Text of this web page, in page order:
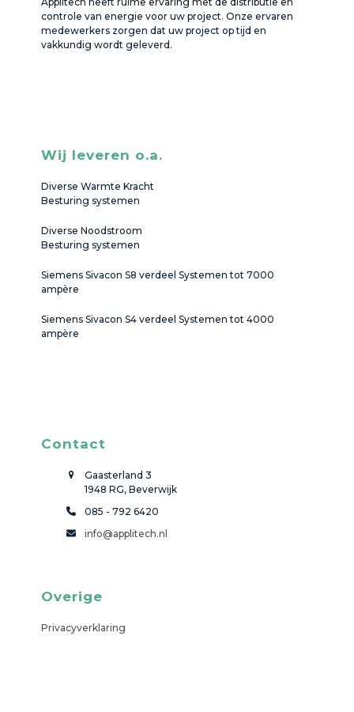
controle van energie voor uw project. Onze ervaren
medewerkers zorgen dat uw project op tijd en
vakkundig wordt geleverd.
Wij leveren o.a.
Diverse Warmte Kracht
Besturing systemen
Diverse Noodstroom
Besturing systemen
Siemens Sivacon S8 verdeel Systemen tot 7000
ampère
Siemens Sivacon S4 verdeel Systemen tot 4000
ampère
Contact
Gaasterland 3
1948 RG, Beverwijk
085 - 792 6420
info@applitech.nl
Overige
Privacyverklaring